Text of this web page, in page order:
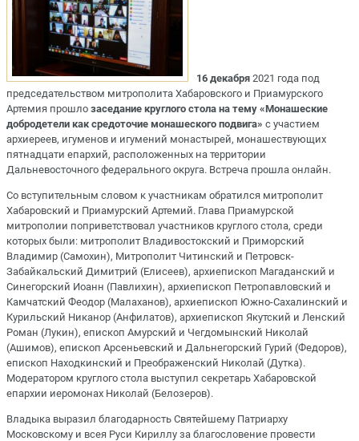
16 декабря 2021 года под
председательством митрополита Хабаровского и Приамурского
Артемия прошло заседание круглого стола на тему «Монашеские
добродетели как средоточие монашеского подвига» с участием
архиереев, игуменов и игумений монастырей, монашествующих
пятнадцати епархий, расположенных на территории
Дальневосточного федерального округа. Встреча прошла онлайн.
Со вступительным словом к участникам обратился митрополит
Хабаровский и Приамурский Артемий. Глава Приамурской
митрополии поприветствовал участников круглого стола, среди
которых были: митрополит Владивостокский и Приморский
Владимир (Самохин), Митрополит Читинский и Петровск-
Забайкальский Димитрий (Елисеев), архиепископ Магаданский и
Синегорский Иоанн (Павлихин), архиепископ Петропавловский и
Камчатский Феодор (Малаханов), архиепископ Южно-Сахалинский и
Курильский Никанор (Анфилатов), архиепископ Якутский и Ленский
Роман (Лукин), епископ Амурский и Чегдомынский Николай
(Ашимов), епископ Арсеньевский и Дальнегорский Гурий (Федоров),
епископ Находкинский и Преображенский Николай (Дутка).
Модератором круглого стола выступил секретарь Хабаровской
епархии иеромонах Николай (Белозеров).
Владыка выразил благодарность Святейшему Патриарху
Московскому и всея Руси Кириллу за благословение провести